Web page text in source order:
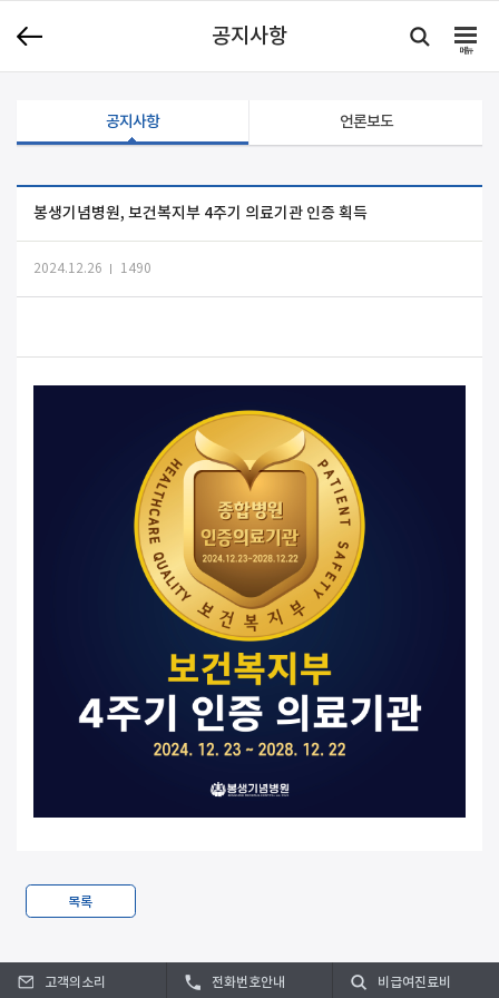
공지사항
메뉴
공지사항 언론보도
봉생기념병원, 보건복지부 4주기 의료기관 인증 획득
2024.12.26 1490
목록
고객의소리 전화번호안내 비급여진료비